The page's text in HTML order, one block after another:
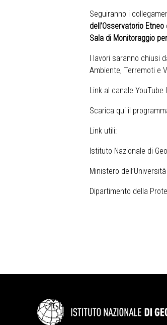
Seguiranno i
dell’Osservatorio Etneo
Sala di Monitoraggio
I lavori saranno chiusi
Ambiente, Terremoti e
Link al canale YouTube
Scarica qui il
Link utili:
Istituto Nazionale di
Ministero
Dipartimento della